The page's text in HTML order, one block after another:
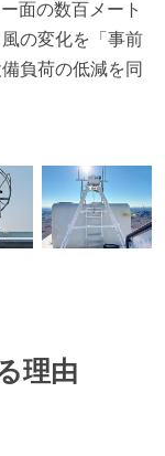
面の数百メート
の変化を「事前
負荷の低減を同
理由